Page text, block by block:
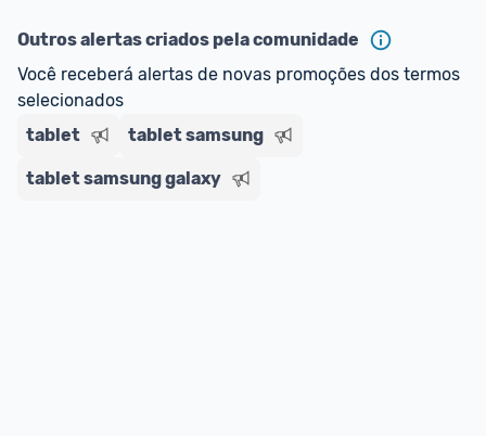
Outros alertas criados pela comunidade
Você receberá alertas de novas promoções dos termos
selecionados
tablet
tablet samsung
tablet samsung galaxy